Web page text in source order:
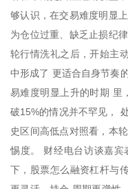
够认识，在交易难度明显
为仓位过重、缺乏止损纪
轮行情洗礼之后，开始主
中形成了 更适合自身节奏
易难度明显上升的时期 里
破15%的情况并不罕见，
史区间高低点对照看，本
惕度。 财经电台访谈嘉
下，股票怎么融资杠杆与